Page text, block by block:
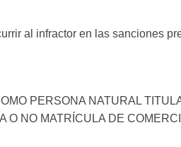
al infractor en las sanciones
PERSONA NATURAL
NO MATRÍCULA DE